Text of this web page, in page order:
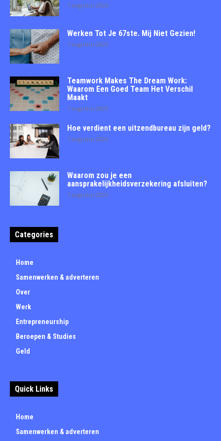
7 augustus 2026
Werken Tot Je 67ste. Mij Niet Gezien!
7 augustus 2026
Teamwork Makes The Dream Work:
Waarom Een Goed Team Het Verschil
Maakt
7 augustus 2026
Hoe verdient een uitzendbureau zijn geld?
7 augustus 2026
Waarom zou je een
aansprakelijkheidsverzekering afsluiten?
7 augustus 2026
Categories
Home
Samenwerken & adverteren
Over
Werk
Entrepreneurship
Beroepen & Studies
Geld
Quick Links
Home
Samenwerken & adverteren